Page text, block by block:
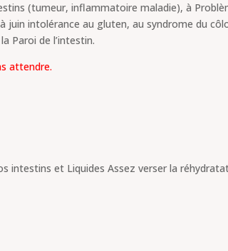
(tumeur, inflammatoire maladie), à
intolérance au gluten, au syndrome du
Paroi de l’intestin.
attendre.
intestins et Liquides Assez verser la